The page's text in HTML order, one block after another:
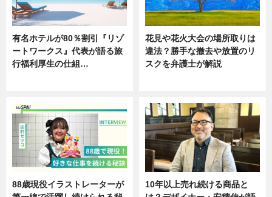
有名ホテルが80％割引『リゾ
ートワークス』代表が語る旅
行福利厚生の仕組…
花見や花火大会の場所取りは
違法？勝手な撤去や放置のリ
スクを弁護士が解説
88歳現役イラストレーターが
10年以上売れ続ける商品と